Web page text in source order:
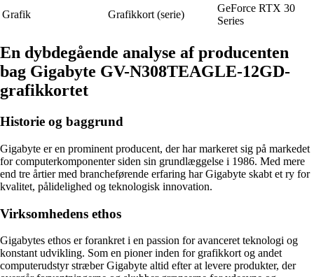
Grafik
Grafikkort (serie)
GeForce RTX 30
Series
En dybdegående analyse af producenten
bag Gigabyte GV-N308TEAGLE-12GD-
grafikkortet
Historie og baggrund
Gigabyte er en prominent producent, der har markeret sig på markedet
for computerkomponenter siden sin grundlæggelse i 1986. Med mere
end tre årtier med brancheførende erfaring har Gigabyte skabt et ry for
kvalitet, pålidelighed og teknologisk innovation.
Virksomhedens ethos
Gigabytes ethos er forankret i en passion for avanceret teknologi og
konstant udvikling. Som en pioner inden for grafikkort og andet
computerudstyr stræber Gigabyte altid efter at levere produkter, der